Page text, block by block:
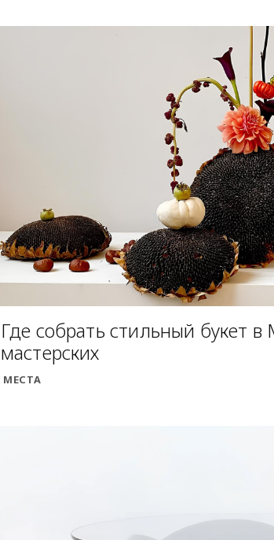
Где собрать стильный букет
мастерских
МЕСТА